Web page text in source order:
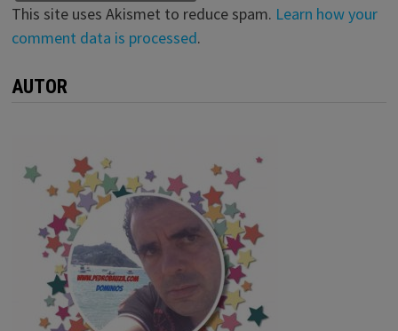
This site uses Akismet to reduce spam. Learn how your
comment data is processed.
AUTOR